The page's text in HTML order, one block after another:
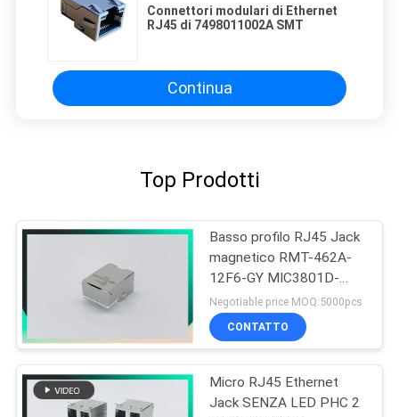
Connettori modulari di Ethernet
RJ45 di 7498011002A SMT
Continua
Top Prodotti
Basso profilo RJ45 Jack
magnetico RMT-462A-
12F6-GY MIC3801D-
5166
Negotiable price MOQ:5000pcs
CONTATTO
Micro RJ45 Ethernet
Jack SENZA LED PHC 2